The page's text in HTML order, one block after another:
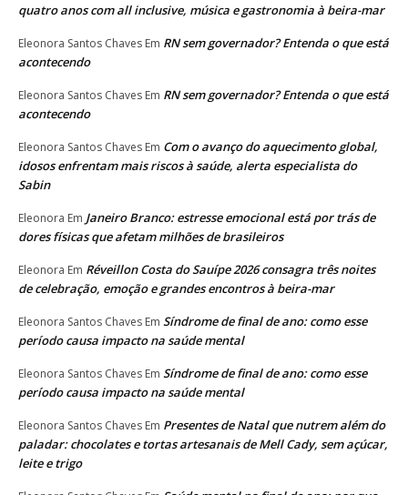
quatro anos com all inclusive, música e gastronomia à beira-mar
Eleonora Santos Chaves Em RN sem governador? Entenda o que está
acontecendo
Eleonora Santos Chaves Em RN sem governador? Entenda o que está
acontecendo
Eleonora Santos Chaves Em Com o avanço do aquecimento global,
idosos enfrentam mais riscos à saúde, alerta especialista do
Sabin
Eleonora Em Janeiro Branco: estresse emocional está por trás de
dores físicas que afetam milhões de brasileiros
Eleonora Em Réveillon Costa do Sauípe 2026 consagra três noites
de celebração, emoção e grandes encontros à beira-mar
Eleonora Santos Chaves Em Síndrome de final de ano: como esse
período causa impacto na saúde mental
Eleonora Santos Chaves Em Síndrome de final de ano: como esse
período causa impacto na saúde mental
Eleonora Santos Chaves Em Presentes de Natal que nutrem além do
paladar: chocolates e tortas artesanais de Mell Cady, sem açúcar,
leite e trigo